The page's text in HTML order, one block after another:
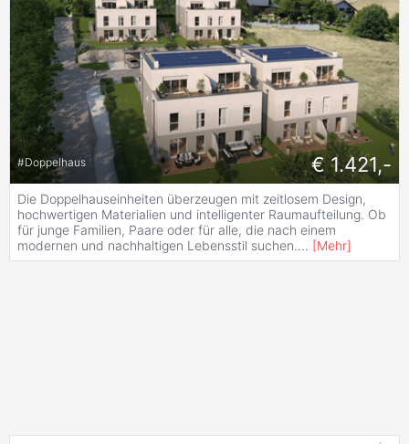
#Doppelhaus € 1.421,-
Die Doppelhauseinheiten überzeugen mit zeitlosem Design,
hochwertigen Materialien und intelligenter Raumaufteilung. Ob
für junge Familien, Paare oder für alle, die nach einem
modernen und nachhaltigen Lebensstil suchen.... [Mehr]